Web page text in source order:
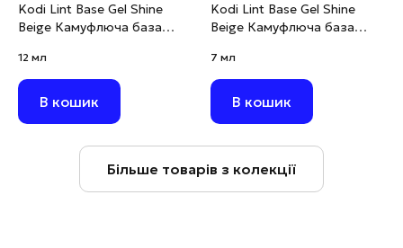
Kodi Lint Base Gel Shine
Beige Камуфлюча база
шимером, 12 мл
12 мл
В кошик
Kodi Lint Base Gel Shine
Beige Камуфлюча база
шимером, 7 мл
7 мл
В кошик
Більше товарів з колекції